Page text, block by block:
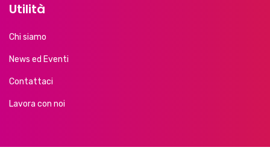
Utilità
Chi siamo
News ed Eventi
Contattaci
Lavora con noi